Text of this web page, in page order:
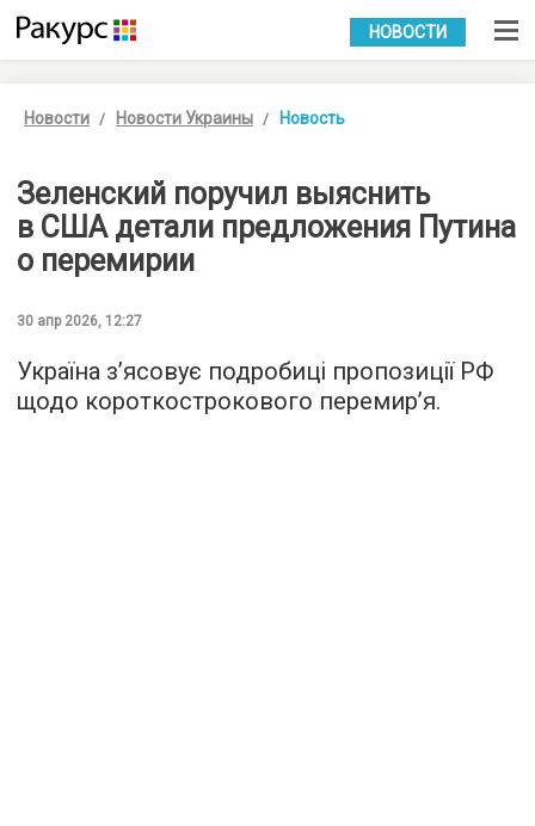
УКР РУС
НОВОСТИ
Новости Новости Украины Новость
Зеленский поручил выяснить
в США детали предложения Путина
о перемирии
30 апр 2026, 12:27
Україна з’ясовує подробиці пропозиції РФ
щодо короткострокового перемир’я.